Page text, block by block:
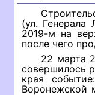
(ул. Генерала
2019-м на
после чего
22 марта
совершилось
края
Воронежской